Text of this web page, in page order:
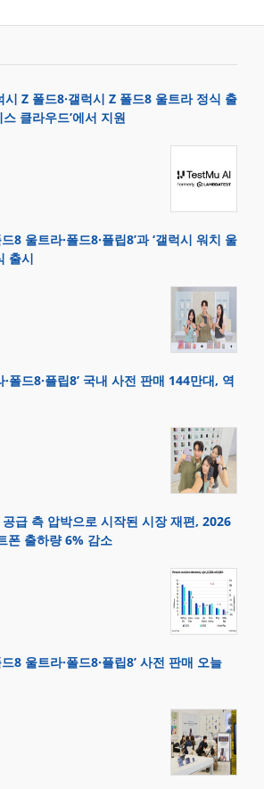
Z 폴드8·갤럭시 Z 폴드8 울트라 정식 출
클라우드’에서 지원
8 울트라·폴드8·플립8’과 ‘갤럭시 워치 울
출시
폴드8·플립8’ 국내 사전 판매 144만대, 역
급 측 압박으로 시작된 시장 재편, 2026
폰 출하량 6% 감소
8 울트라·폴드8·플립8’ 사전 판매 오늘